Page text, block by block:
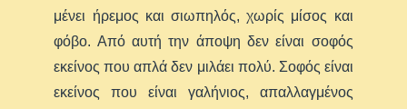
μένει ήρεμος και σιωπηλός, χωρίς μίσος και
φόβο. Από αυτή την άποψη δεν είναι σοφός
εκείνος που απλά δεν μιλάει πολύ. Σοφός είναι
εκείνος που είναι γαλήνιος, απαλλαγμένος